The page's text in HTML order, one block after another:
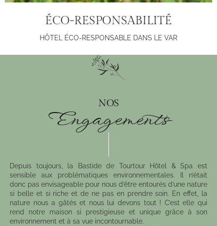
ÉCO-RESPONSABILITÉ
HÔTEL ÉCO-RESPONSABLE DANS LE VAR
NOS
Engagements
Depuis toujours, la Bastide de Tourtour Hôtel & Spa est
sensible aux problématiques environnementales. Il n’était
donc pas envisageable pour nous d’être entourés d’une nature
si belle et si riche et de ne pas en prendre soin. En effet, la
nature nous a gâtés et nous lui devons tout ! C’est elle qui
rend notre maison si prestigieuse et unique grâce à son
environnement et à sa vue incontournable.